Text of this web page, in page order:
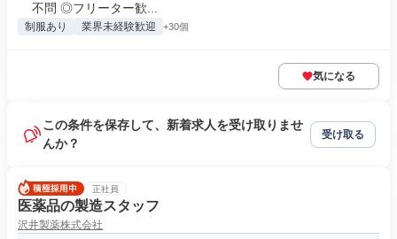
不問 ◎フリーター歓...
制服あり 業界未経験歓迎 +30個
気になる
この条件を保存して、新着求人を受け取りませ
んか？
受け取る
正社員
医薬品の製造スタッフ
沢井製薬株式会社